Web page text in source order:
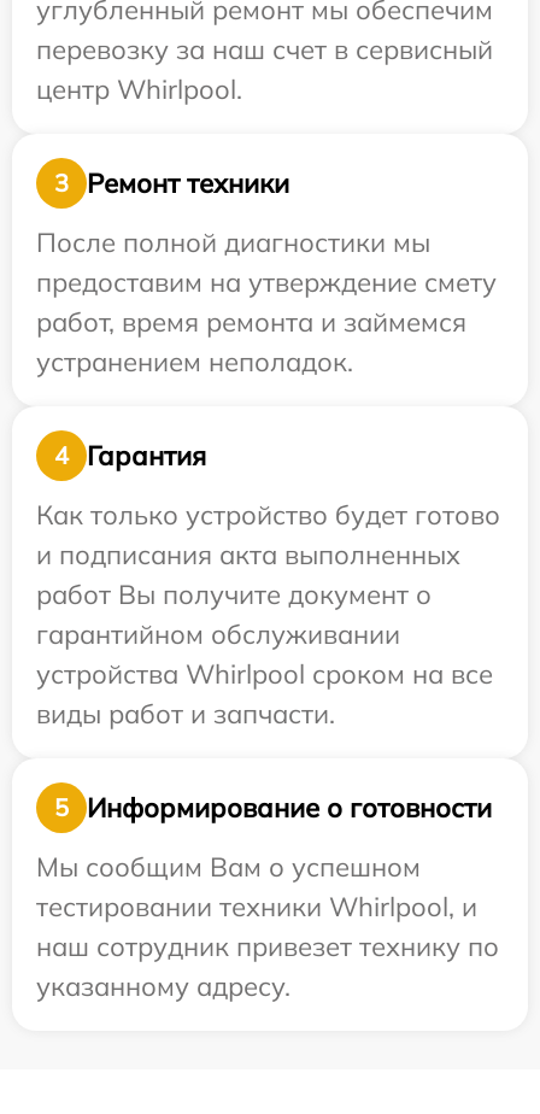
углубленный ремонт мы обеспечим
перевозку за наш счет в сервисный
центр Whirlpool.
3
Ремонт техники
После полной диагностики мы
предоставим на утверждение смету
работ, время ремонта и займемся
устранением неполадок.
4
Гарантия
Как только устройство будет готово
и подписания акта выполненных
работ Вы получите документ о
гарантийном обслуживании
устройства Whirlpool сроком на все
виды работ и запчасти.
5
Информирование о готовности
Мы сообщим Вам о успешном
тестировании техники Whirlpool, и
наш сотрудник привезет технику по
указанному адресу.